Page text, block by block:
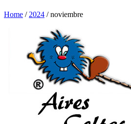
Home / 2024 /noviembre